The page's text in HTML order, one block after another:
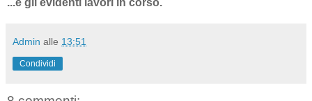
Admin alle 13:51
Condividi